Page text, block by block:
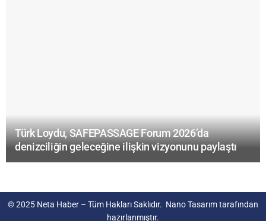
Türk Loydu, SAFEPASSAGE Forum 2026’da
denizciliğin geleceğine ilişkin vizyonunu paylaştı
© 2025 Neta Haber – Tüm Hakları Saklıdır. Nano Tasarımtarafından
hazırlanmıştır.